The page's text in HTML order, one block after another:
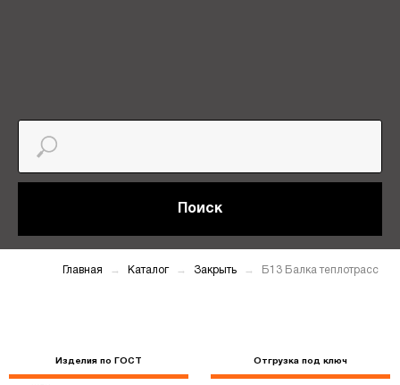
Поиск
Главная Каталог Закрыть Б13 Балка теплотрасс
Изделия по ГОСТ Отгрузка под ключ